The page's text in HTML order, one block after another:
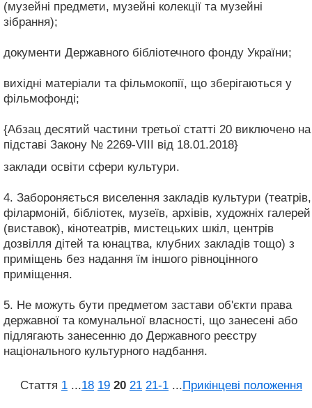
(музейні предмети, музейні колекції та музейні
зібрання);
документи Державного бібліотечного фонду України;
вихідні матеріали та фільмокопії, що зберігаються у
фільмофонді;
{Абзац десятий частини третьої статті 20 виключено на
підставі Закону № 2269-VIII від 18.01.2018}
заклади освіти сфери культури.
4. Забороняється виселення закладів культури (театрів,
філармоній, бібліотек, музеїв, архівів, художніх галерей
(виставок), кінотеатрів, мистецьких шкіл, центрів
дозвілля дітей та юнацтва, клубних закладів тощо) з
приміщень без надання їм іншого рівноцінного
приміщення.
5. Не можуть бути предметом застави об'єкти права
державної та комунальної власності, що занесені або
підлягають занесенню до Державного реєстру
національного культурного надбання.
Стаття 1 ...18 19 20 21 21‑1 ...Прикінцеві положення